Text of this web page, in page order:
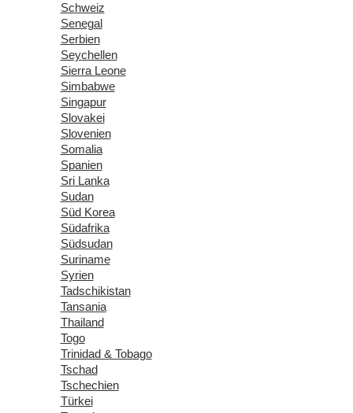
Schweiz
Senegal
Serbien
Seychellen
Sierra Leone
Simbabwe
Singapur
Slovakei
Slovenien
Somalia
Spanien
Sri Lanka
Sudan
Süd Korea
Südafrika
Südsudan
Suriname
Syrien
Tadschikistan
Tansania
Thailand
Togo
Trinidad & Tobago
Tschad
Tschechien
Türkei